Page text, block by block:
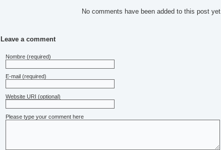
No comments have been added to this post yet.
Leave a comment
Nombre (required)
E-mail (required)
Website URI (optional)
Please type your comment here